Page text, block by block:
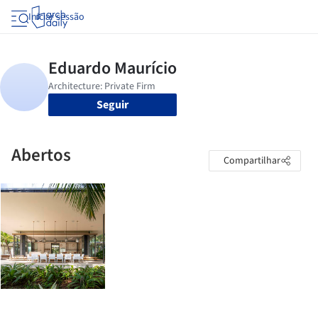
Iniciar sessão
Seguir
Abertos Compartilhar